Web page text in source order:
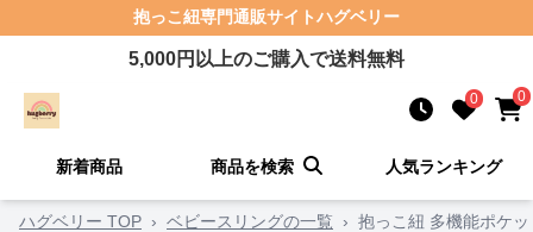
抱っこ紐専門通販サイトハグベリー
5,000円以上のご購入で送料無料
0 0
新着商品 商品を検索 人気ランキング
ハグベリー TOP › ベビースリングの一覧 › 抱っこ紐 多機能ポケ